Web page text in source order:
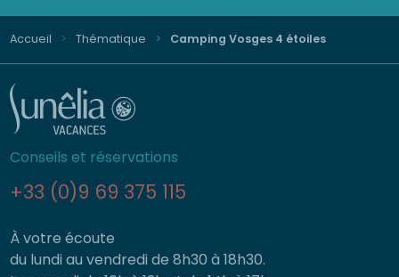
Accueil Thématique Camping Vosges 4 étoiles
Conseils et réservations
+33 (0)9 69 375 115
À votre écoute
du lundi au vendredi de 8h30 à 18h30.